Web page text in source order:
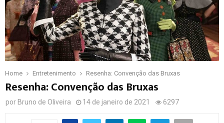
Home Entretenimento Resenha: Convenção das Bruxas
Resenha: Convenção das Bruxas
por Bruno de Oliveira 14 de janeiro de 2021 6297